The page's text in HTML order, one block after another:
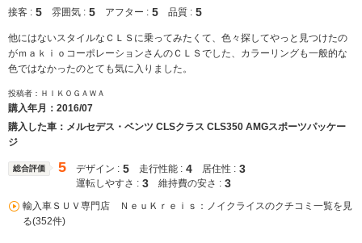
接客 : 5 雰囲気 : 5 アフター : 5 品質 : 5
他にはないスタイルなＣＬＳに乗ってみたくて、色々探してやっと見つけたの
がｍａｋｉｏコーポレーションさんのＣＬＳでした、カラーリングも一般的な
色ではなかったのとても気に入りました。
投稿者：ＨＩＫＯＧＡＷＡ
購入年月： 2016/07
購入した車：メルセデス・ベンツ CLSクラス CLS350 AMGスポーツパッケー
ジ
総合評価 5 デザイン : 5 走行性能 : 4 居住性 : 3
運転しやすさ : 3 維持費の安さ : 3
輸入車ＳＵＶ専門店 ＮｅｕＫｒｅｉｓ：ノイクライスのクチコミ一覧を見
る(352件)